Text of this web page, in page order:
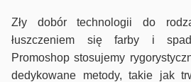
Zły dobór technologii do
łuszczeniem się farby i
Promoshop stosujemy
dedykowane metody, takie jak